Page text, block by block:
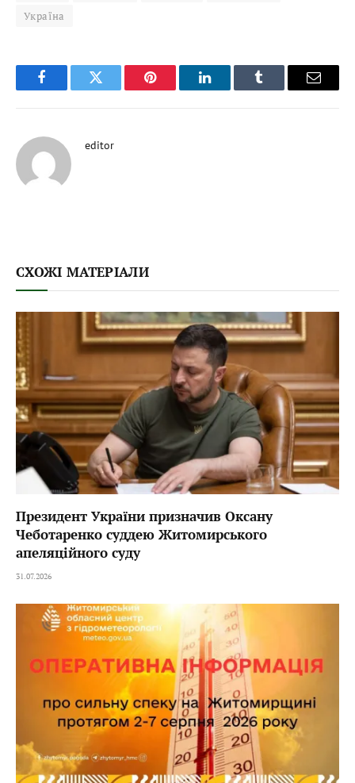
Україна
FacebookTwitter Pinterest LinkedInTumblr Email
editor
СХОЖІ МАТЕРІАЛИ
Президент України призначив Оксану
Чеботаренко суддею Житомирського
апеляційного суду
31.07.2026